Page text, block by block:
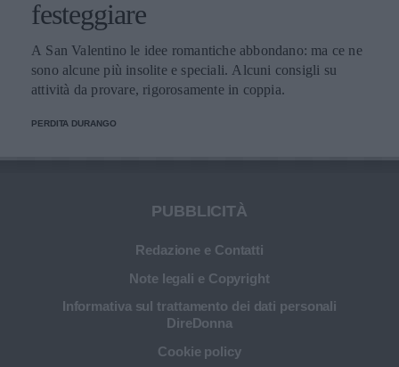
festeggiare
A San Valentino le idee romantiche abbondano: ma ce ne
sono alcune più insolite e speciali. Alcuni consigli su
attività da provare, rigorosamente in coppia.
PERDITA DURANGO
PUBBLICITÀ
Redazione e Contatti
Note legali e Copyright
Informativa sul trattamento dei dati personali
DireDonna
Cookie policy